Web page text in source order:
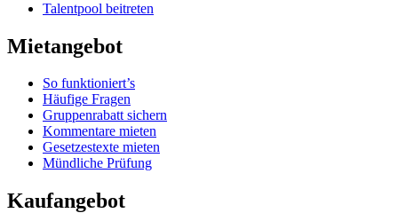
Talentpool beitreten
Mietangebot
So funktioniert’s
Häufige Fragen
Gruppenrabatt sichern
Kommentare mieten
Gesetzestexte mieten
Mündliche Prüfung
Kaufangebot